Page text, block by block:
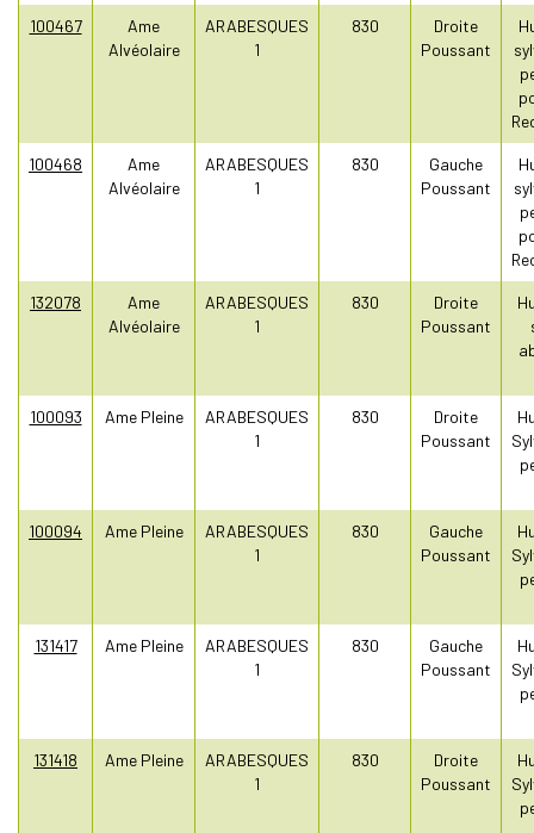
100467
Ame
Alvéolaire
ARABESQUES
1
830
Droite
Poussant
100468
Ame
Alvéolaire
ARABESQUES
1
830
Gauche
Poussant
132078
Ame
Alvéolaire
ARABESQUES
1
830
Droite
Poussant
100093 Ame Pleine
ARABESQUES
1
830
Droite
Poussant
100094 Ame Pleine
ARABESQUES
1
830
Gauche
Poussant
131417 Ame Pleine
ARABESQUES
1
830
Gauche
Poussant
131418 Ame Pleine
ARABESQUES
1
830
Droite
Poussant